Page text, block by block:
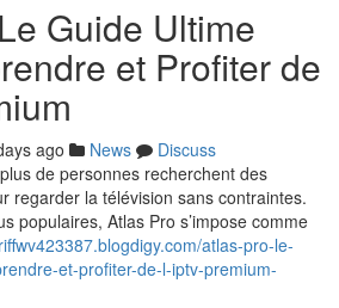
Guide Ultime
et Profiter de
ago News
Discuss
de personnes recherchent des
regarder la télévision sans contraintes.
populaires, Atlas Pro s’impose comme
atlas-pro-le-
et-profiter-de-l-iptv-premium-